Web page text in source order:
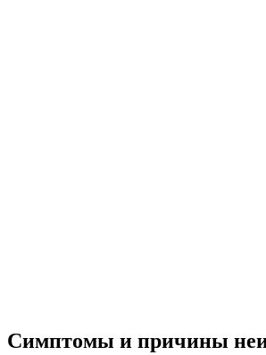
Симптомы и причины